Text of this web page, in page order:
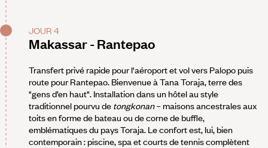
JOUR 4
Makassar - Rantepao
Transfert privé rapide pour l'aéroport et vol vers Palopo puis
route pour Rantepao. Bienvenue à Tana Toraja, terre des
"gens d’en haut". Installation dans un hôtel au style
traditionnel pourvu de tongkonan– maisons ancestrales aux
toits en forme de bateau ou de corne de buffle,
emblématiques du pays Toraja. Le confort est, lui, bien
contemporain : piscine, spa et courts de tennis complètent